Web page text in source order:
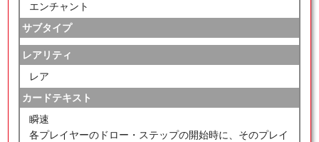
エンチャント
サブタイプ
レアリティ
レア
カードテキスト
瞬速
各プレイヤーのドロー・ステップの開始時に、そのプレイ